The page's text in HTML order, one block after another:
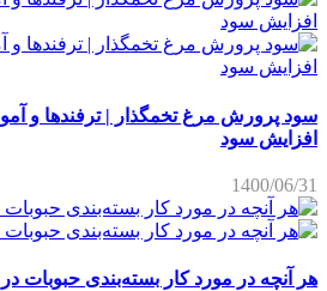
سود پرورش مرغ تخمگذار | ترفندها و
افزایش سود
1400/06/31
هر آنچه در مورد کار بسته‌بندی حبوبات در